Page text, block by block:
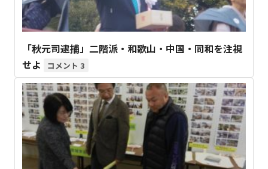
「秋元司逮捕」二階派・和歌山・中国・同和を注視
せよ
3